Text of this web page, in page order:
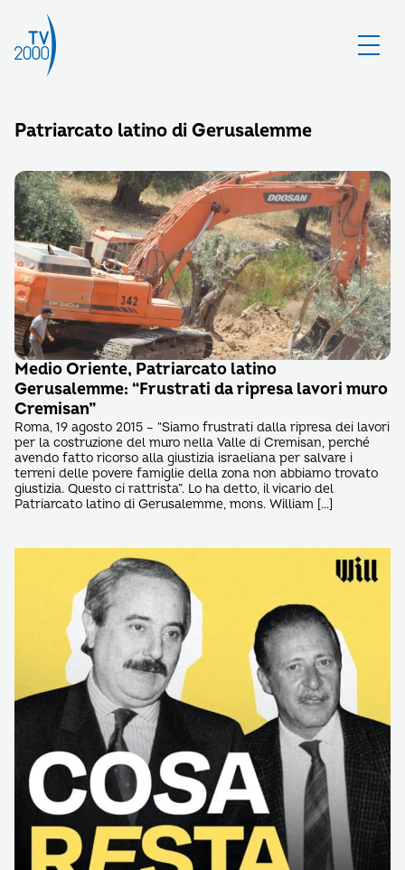
Patriarcato latino di Gerusalemme
Medio Oriente, Patriarcato latino
Gerusalemme: “Frustrati da ripresa lavori muro
Cremisan”
Roma, 19 agosto 2015 – “Siamo frustrati dalla ripresa dei lavori
per la costruzione del muro nella Valle di Cremisan, perché
avendo fatto ricorso alla giustizia israeliana per salvare i
terreni delle povere famiglie della zona non abbiamo trovato
giustizia. Questo ci rattrista”. Lo ha detto, il vicario del
Patriarcato latino di Gerusalemme, mons. William […]